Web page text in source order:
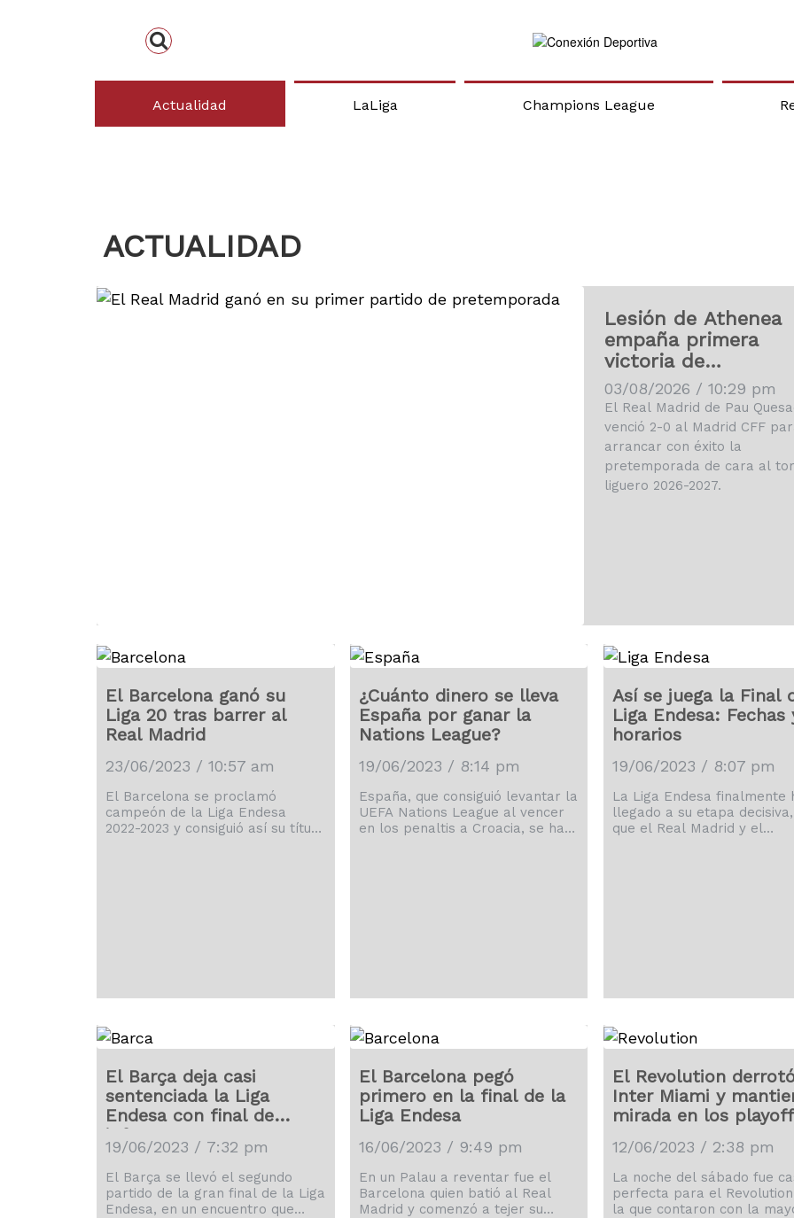
Actualidad LaLiga Champions League
ACTUALIDAD
Lesión de Athenea
empaña primera
victoria de
pretemporada del
Real Madrid
03/08/2026 / 10:29 pm
El Real Madrid de Pau
venció 2-0 al Madrid CFF
arrancar con éxito la
pretemporada de cara al
liguero 2026-2027.
El Barcelona ganó su
Liga 20 tras barrer al
Real Madrid
23/06/2023 / 10:57 am
El Barcelona se proclamó
campeón de la Liga Endesa
2022-2023 y consiguió así su título
¿Cuánto dinero se lleva
España por ganar la
Nations League?
19/06/2023 / 8:14 pm
España, que consiguió levantar la
UEFA Nations League al vencer
en los penaltis a Croacia, se ha
Así se juega la Final
Liga Endesa: Fechas
horarios
19/06/2023 / 8:07 pm
La Liga Endesa finalmente
llegado a su etapa
que el Real Madrid y el
El Barça deja casi
sentenciada la Liga
Endesa con final de
infarto
19/06/2023 / 7:32 pm
El Barça se llevó el segundo
partido de la gran final de la Liga
Endesa, en un encuentro que
El Barcelona pegó
primero en la final de la
Liga Endesa
16/06/2023 / 9:49 pm
En un Palau a reventar fue el
Barcelona quien batió al Real
Madrid y comenzó a tejer su
El Revolution
Inter Miami y
mirada en los
12/06/2023 / 2:38 pm
La noche del sábado fue
perfecta para el
la que contaron con la